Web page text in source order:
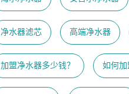
净水器滤芯 高端净水器
加盟净水器多少钱？ 如何